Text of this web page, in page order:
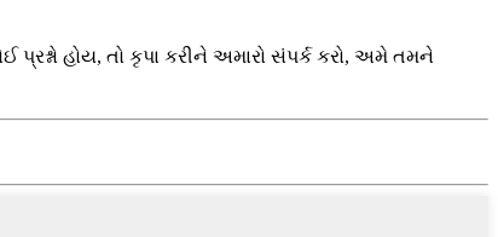
હોય, તો કૃપા કરીને અમારો સંપર્ક કરો, અમે તમને